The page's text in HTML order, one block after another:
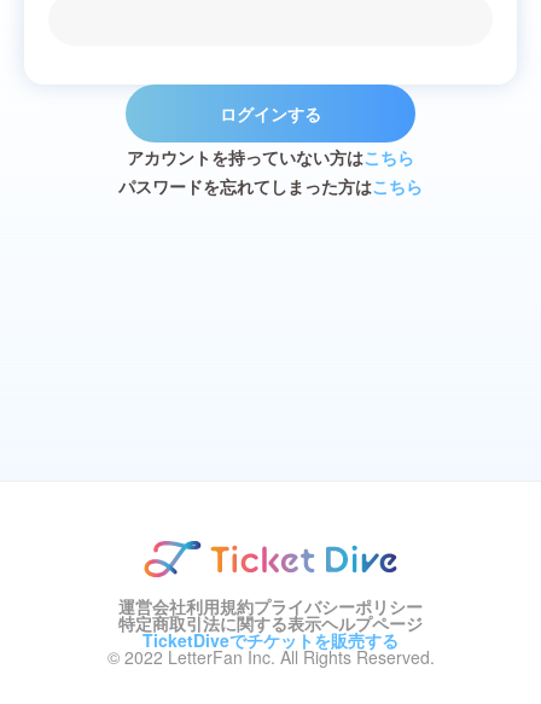
ログインする
アカウントを持っていない方はこちら
パスワードを忘れてしまった方はこちら
運営会社利用規約プライバシーポリシー
特定商取引法に関する表示ヘルプページ
TicketDiveでチケットを販売する
© 2022 LetterFan Inc. All Rights Reserved.